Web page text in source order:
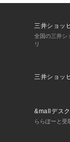
三井ショッ
全国の三井シ
リ
三井ショッ
&mallデスク
ららぽーと受